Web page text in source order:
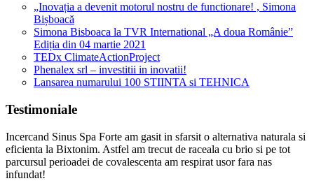
„Inovația a devenit motorul nostru de functionare! , Simona
Bișboacă
Simona Bisboaca la TVR International „A doua Românie”
Ediția din 04 martie 2021
TEDx ClimateActionProject
Phenalex srl – investitii in inovatii!
Lansarea numarului 100 STIINTA si TEHNICA
Testimoniale
Incercand Sinus Spa Forte am gasit in sfarsit o alternativa naturala si
eficienta la Bixtonim. Astfel am trecut de raceala cu brio si pe tot
parcursul perioadei de covalescenta am respirat usor fara nas
infundat!